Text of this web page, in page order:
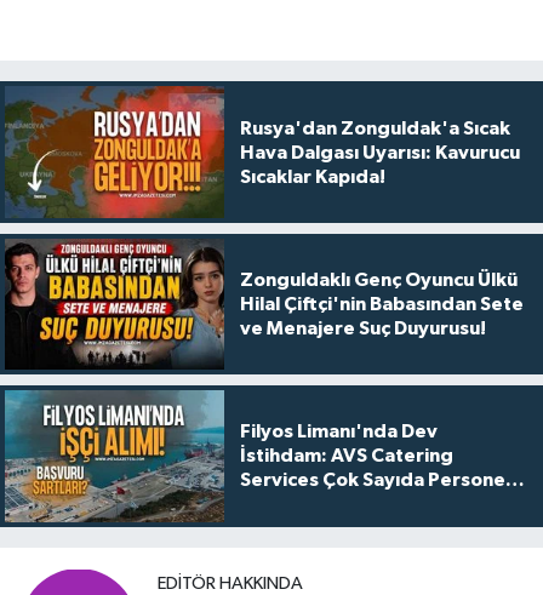
Rusya'dan Zonguldak'a Sıcak
Hava Dalgası Uyarısı: Kavurucu
Sıcaklar Kapıda!
Zonguldaklı Genç Oyuncu Ülkü
Hilal Çiftçi'nin Babasından Sete
ve Menajere Suç Duyurusu!
Filyos Limanı'nda Dev
İstihdam: AVS Catering
Services Çok Sayıda Personel
EDITÖR HAKKINDA